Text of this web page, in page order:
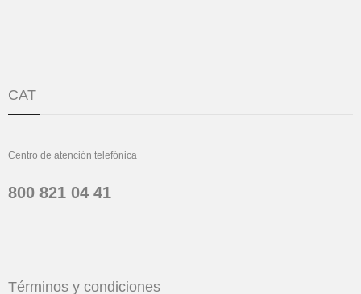
CAT
Centro de atención telefónica
800 821 04 41
Términos y condiciones